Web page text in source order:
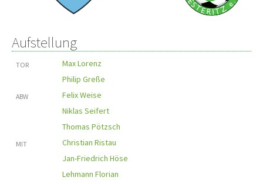
Aufstellung
TOR
Max Lorenz
Philip Greße
ABW
Felix Weise
Niklas Seifert
Thomas Pötzsch
MIT
Christian Ristau
Jan-Friedrich Höse
Lehmann Florian